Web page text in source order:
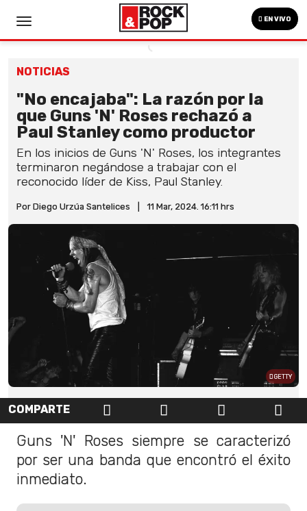
EN VIVO
NOTICIAS
"No encajaba": La razón por la
que Guns 'N' Roses rechazó a
Paul Stanley como productor
En los inicios de Guns 'N' Roses, los integrantes
terminaron negándose a trabajar con el
reconocido líder de Kiss, Paul Stanley.
Por Diego Urzúa Santelices 11 Mar, 2024. 16:11 hrs
GETTY
COMPARTE
Guns 'N' Roses siempre se caracterizó
por ser una banda que encontró el éxito
inmediato.